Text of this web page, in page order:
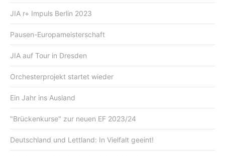
JIA r+ Impuls Berlin 2023
Pausen-Europameisterschaft
JIA auf Tour in Dresden
Orchesterprojekt startet wieder
Ein Jahr ins Ausland
"Brückenkurse" zur neuen EF 2023/24
Deutschland und Lettland: In Vielfalt geeint!